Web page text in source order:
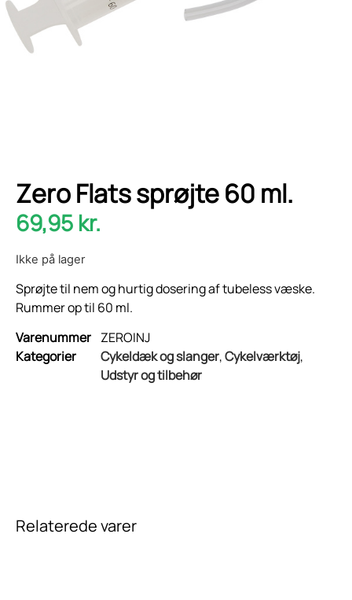
Zero Flats sprøjte 60 ml.
69,95 kr.
Ikke på lager
Sprøjte til nem og hurtig dosering af tubeless væske.
Rummer op til 60 ml.
Varenummer ZEROINJ
Kategorier
Cykeldæk og slanger,Cykelværktøj,
Udstyr og tilbehør
Relaterede varer